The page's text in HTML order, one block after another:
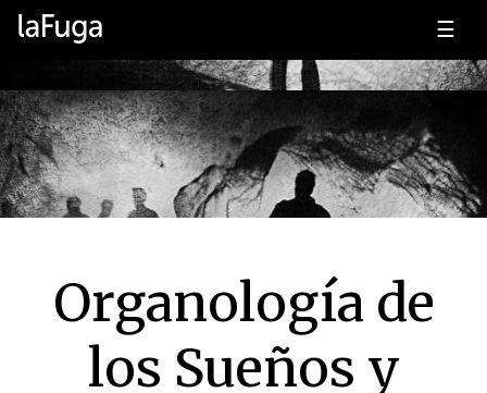
☰
Organología de
los Sueños y